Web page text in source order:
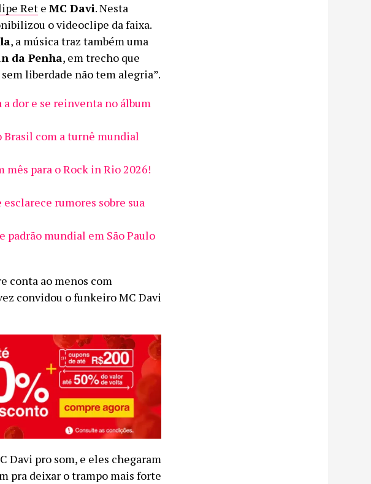
Ret eMC Davi. Nesta
o videoclipe da faixa.
, a música traz também uma
da Penha, em trecho que
liberdade não tem alegria”.
dor e se reinventa no álbum
com a turnê mundial
para o Rock in Rio 2026!
rumores sobre sua
padrão mundial em São Paulo
conta ao menos com
convidou o funkeiro MC Davi
Davi pro som, e eles chegaram
pra deixar o trampo mais forte